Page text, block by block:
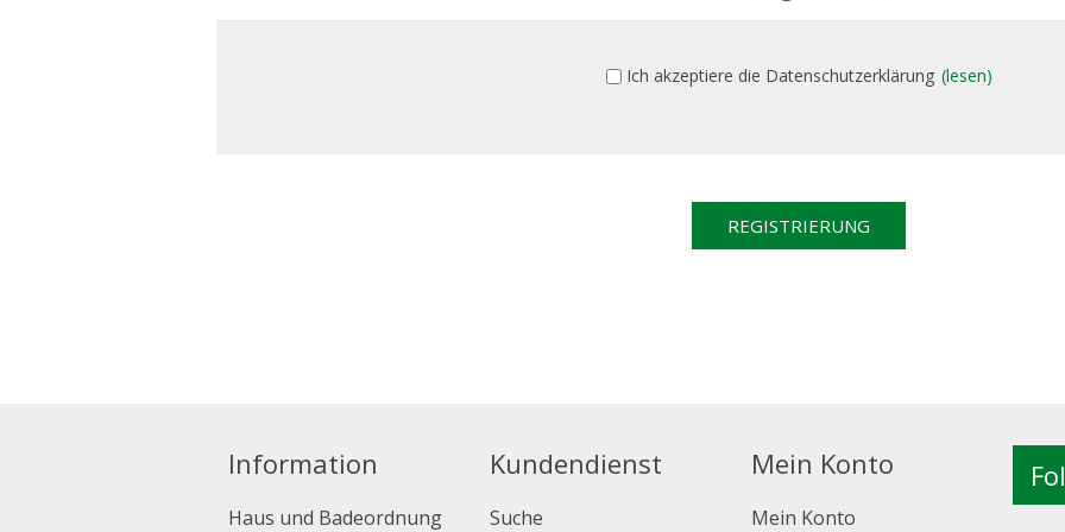
Ich akzeptiere die Datenschutzerklärung (lesen)
Information
Haus und Badeordnung
Kundendienst
Suche
Mein Konto
Mein Konto